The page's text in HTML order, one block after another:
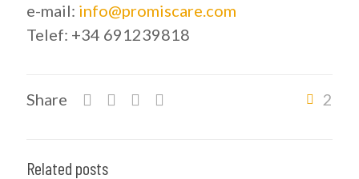
e-mail: info@promiscare.com
Telef: +34 691239818
Share 2
Related posts